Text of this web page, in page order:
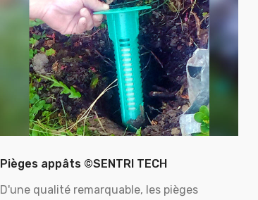
Pièges appâts ©SENTRI TECH
D'une qualité remarquable, les pièges